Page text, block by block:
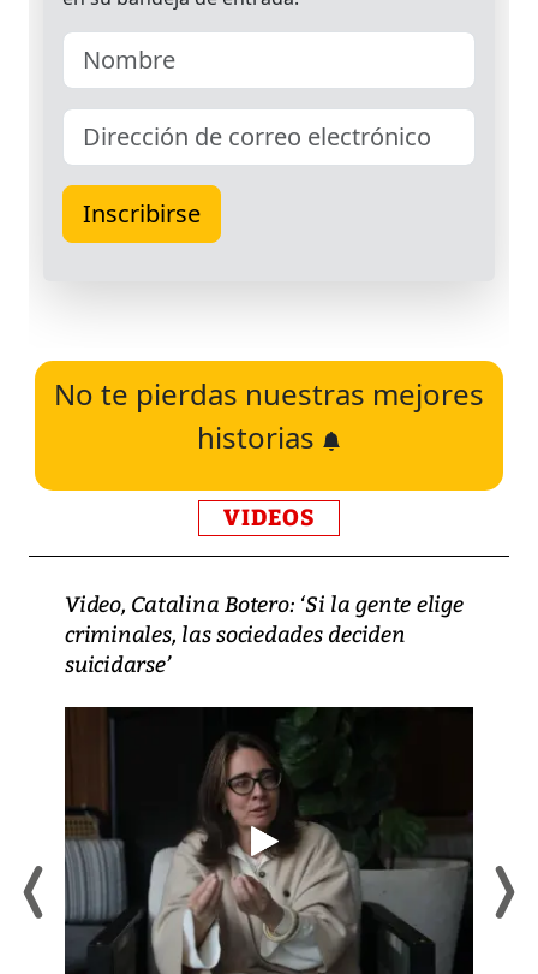
No te pierdas nuestras mejores
historias
VIDEOS
Video, Catalina Botero: ‘Si la gente elige
criminales, las sociedades deciden
suicidarse’